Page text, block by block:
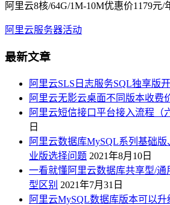
阿里云8核/64G/1M-10M优惠价1179元/
阿里云服务器活动
最新文章
阿里云SLS日志服务SQL独享版
阿里云无影云桌面不同版本收费
阿里云短信接口平台接入流程（
日
阿里云数据库MySQL系列基础
业版选择问题 2021年8月10日
一看就懂阿里云数据库共享型/通
型区别 2021年7月31日
阿里云MySQL数据库版本可以